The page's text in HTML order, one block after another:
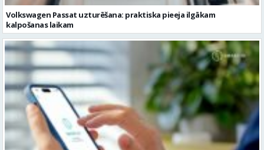
Volkswagen Passat uzturēšana: praktiska pieeja ilgākam
kalpošanas laikam